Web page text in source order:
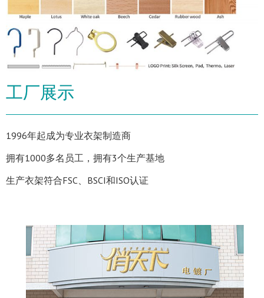
工厂展示
1996年起成为专业衣架制造商
拥有1000多名员工，拥有3个生产基地
生产衣架符合FSC、BSCI和ISO认证